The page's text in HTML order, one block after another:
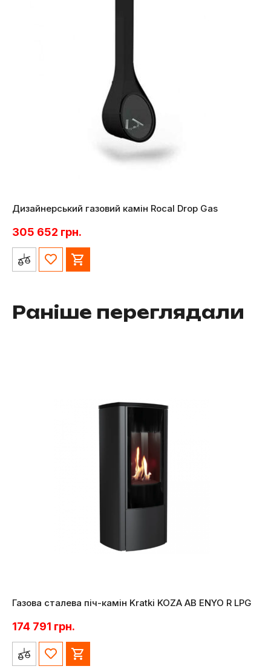
Дизайнерський газовий камін Rocal Drop Gas
305 652 грн.
Раніше переглядали
Газова сталева піч-камін Kratki KOZA AB ENYO R LPG
174 791 грн.